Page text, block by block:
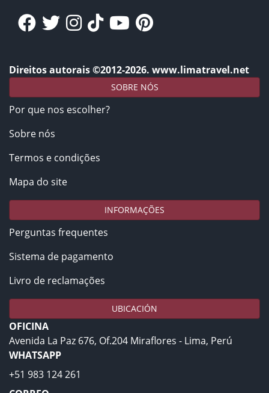
Direitos autorais ©2012-2026. www.limatravel.net
SOBRE NÓS
Por que nos escolher?
Sobre nós
Termos e condições
Mapa do site
INFORMAÇÕES
Perguntas frequentes
Sistema de pagamento
Livro de reclamações
UBICACIÓN
OFICINA
Avenida La Paz 676, Of.204 Miraflores - Lima, Perú
WHATSAPP
+51 983 124 261